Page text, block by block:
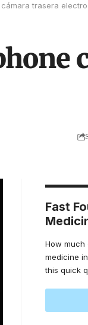
trasera
Fast
How much
medicine
this quick